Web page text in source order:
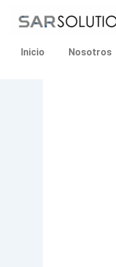
Inicio Nosotros